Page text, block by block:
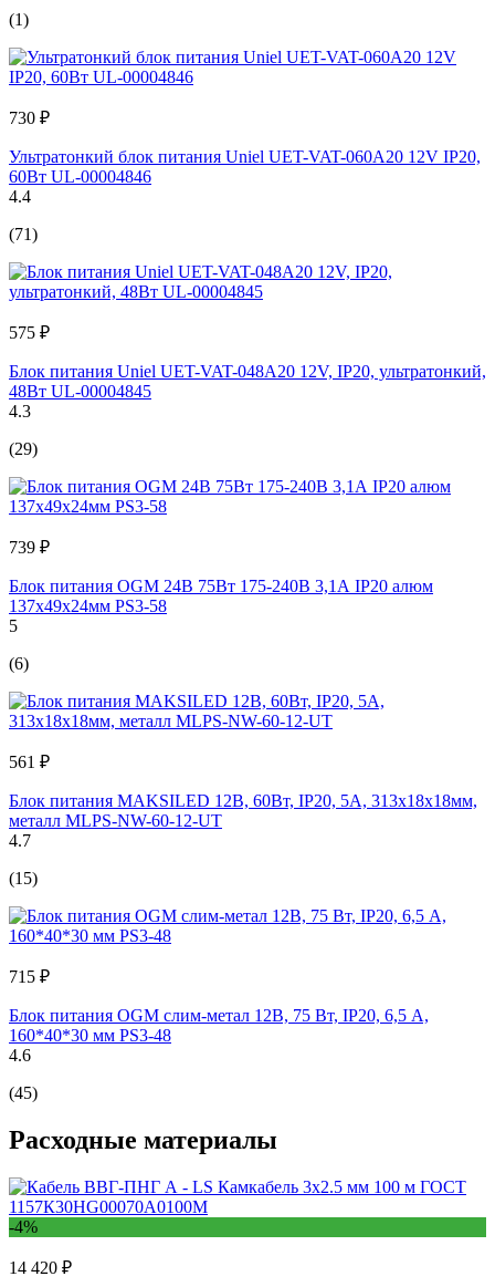
(1)
730 ₽
Ультратонкий блок питания Uniel UET-VAT-060A20 12V IP20,
60Вт UL-00004846
4.4
(71)
575 ₽
Блок питания Uniel UET-VAT-048A20 12V, IP20, ультратонкий,
48Вт UL-00004845
4.3
(29)
739 ₽
Блок питания OGM 24В 75Вт 175-240В 3,1А IP20 алюм
137х49х24мм PS3-58
5
(6)
561 ₽
Блок питания MAKSILED 12В, 60Вт, IP20, 5A, 313x18x18мм,
металл MLPS-NW-60-12-UT
4.7
(15)
715 ₽
Блок питания OGM слим-метал 12В, 75 Вт, IP20, 6,5 А,
160*40*30 мм PS3-48
4.6
(45)
Расходные материалы
-4%
14 420 ₽